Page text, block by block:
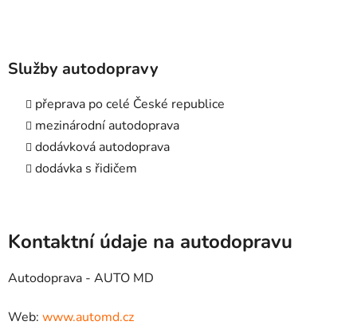
Služby autodopravy
přeprava po celé České republice
mezinárodní autodoprava
dodávková autodoprava
dodávka s řidičem
Kontaktní údaje na autodopravu
Autodoprava - AUTO MD
Web: www.automd.cz